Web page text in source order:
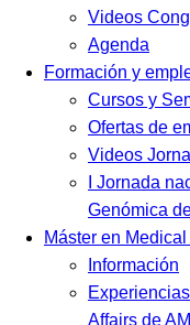
Videos
Agenda
Formación y
Cursos y
Ofertas de
Videos
I Jornada
Genómica
Máster en
Información
Affairs de